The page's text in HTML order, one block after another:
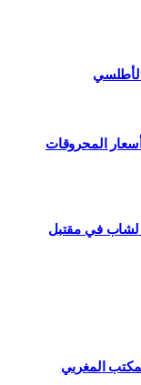
المحروقات
لشاب في مقتبل
المكتب المغربي